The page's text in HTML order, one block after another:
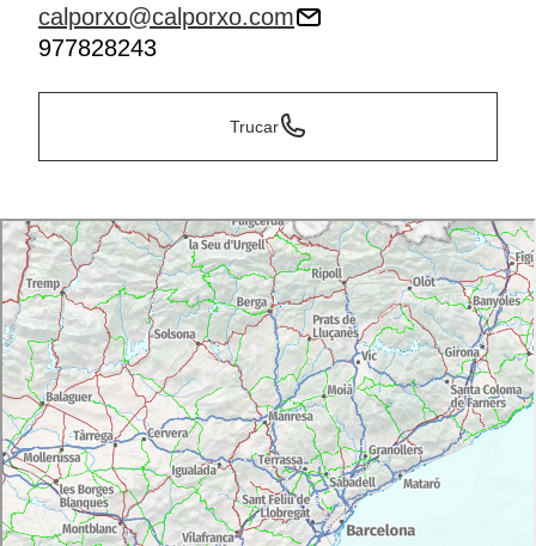
calporxo@calporxo.com
977828243
Trucar